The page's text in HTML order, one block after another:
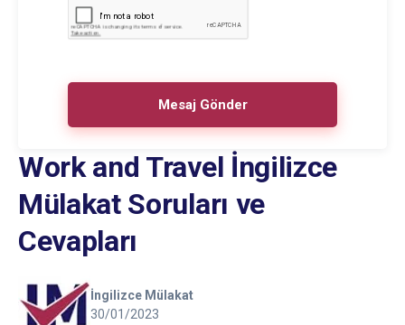
Work and Travel İngilizce
Mülakat Soruları ve
Cevapları
İngilizce Mülakat
30/01/2023